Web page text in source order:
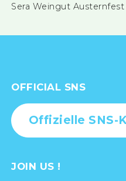
Sera Weingut Austernfest
OFFICIAL SNS
Offizielle SNS-
JOIN US !